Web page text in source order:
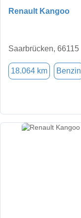
Renault Kangoo
Saarbrücken, 66115
18.064 km Benzin